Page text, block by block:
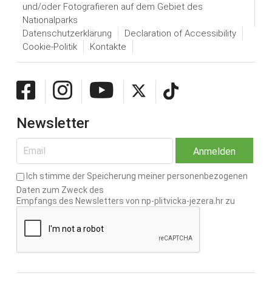
und/oder Fotografieren auf dem Gebiet des
Nationalparks
Datenschutzerklärung
Declaration of Accessibility
Cookie-Politik
Kontakte
Newsletter
Ich stimme der Speicherung meiner personenbezogenen
Daten zum Zweck des
Empfangs des Newsletters von np-plitvicka-jezera.hr zu